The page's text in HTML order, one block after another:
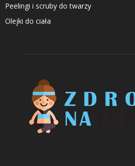
Peelingi i scruby do twarzy
Olejki do ciała